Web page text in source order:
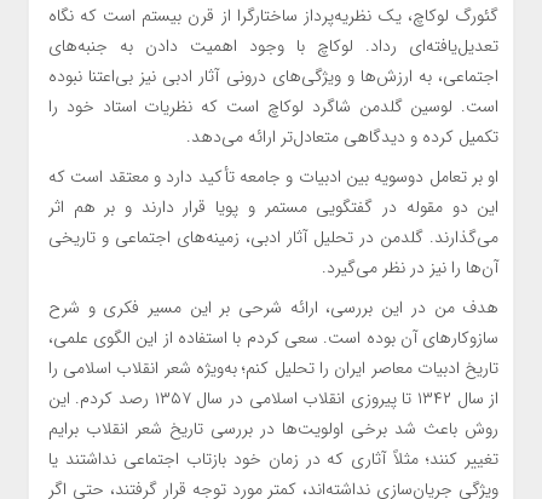
گئورگ لوکاچ، یک نظریه‌پرداز ساختارگرا از قرن بیستم است که نگاه
تعدیل‌یافته‌ای رداد. لوکاچ با وجود اهمیت دادن به جنبه‌های
اجتماعی، به ارزش‌ها و ویژگی‌های درونی آثار ادبی نیز بی‌اعتنا نبوده
است. لوسین گلدمن شاگرد لوکاچ است که نظریات استاد خود را
تکمیل کرده و دیدگاهی متعادل‌تر ارائه می‌دهد.
او بر تعامل دوسویه بین ادبیات و جامعه تأکید دارد و معتقد است که
این دو مقوله در گفتگویی مستمر و پویا قرار دارند و بر هم اثر
می‌گذارند. گلدمن در تحلیل آثار ادبی، زمینه‌های اجتماعی و تاریخی
آن‌ها را نیز در نظر می‌گیرد.
هدف من در این بررسی، ارائه شرحی بر این مسیر فکری و شرح
سازوکارهای آن بوده است. سعی کردم با استفاده از این الگوی علمی،
تاریخ ادبیات معاصر ایران را تحلیل کنم؛ به‌ویژه شعر انقلاب اسلامی را
از سال ۱۳۴۲ تا پیروزی انقلاب اسلامی در سال ۱۳۵۷ رصد کردم. این
روش باعث شد برخی اولویت‌ها در بررسی تاریخ شعر انقلاب برایم
تغییر کنند؛ مثلاً آثاری که در زمان خود بازتاب اجتماعی نداشتند یا
ویژگی جریان‌سازی نداشته‌اند، کمتر مورد توجه قرار گرفتند، حتی اگر